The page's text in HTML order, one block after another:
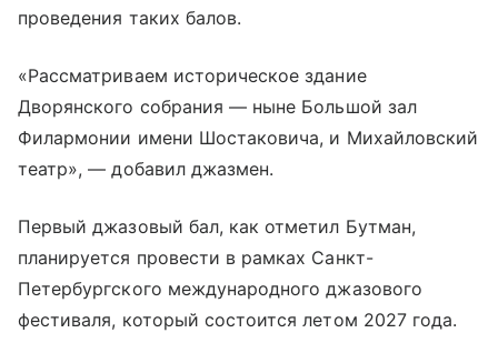
проведения таких балов.
«Рассматриваем историческое здание
Дворянского собрания — ныне Большой зал
Филармонии имени Шостаковича, и Михайловский
театр», — добавил джазмен.
Первый джазовый бал, как отметил Бутман,
планируется провести в рамках Санкт-
Петербургского международного джазового
фестиваля, который состоится летом 2027 года.